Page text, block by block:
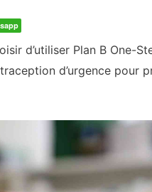
d’utiliser Plan B One-
d’urgence pour